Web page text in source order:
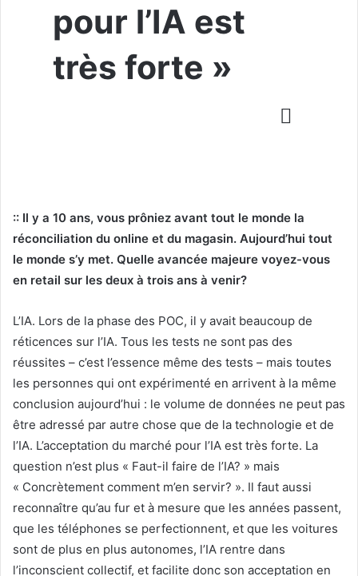
pour l’IA est
très forte »
:: Il y a 10 ans, vous prôniez avant tout le monde la
réconciliation du online et du magasin. Aujourd’hui tout
le monde s’y met. Quelle avancée majeure voyez-vous
en retail sur les deux à trois ans à venir?
L’IA. Lors de la phase des POC, il y avait beaucoup de
réticences sur l’IA. Tous les tests ne sont pas des
réussites – c’est l’essence même des tests – mais toutes
les personnes qui ont expérimenté en arrivent à la même
conclusion aujourd’hui : le volume de données ne peut pas
être adressé par autre chose que de la technologie et de
l’IA. L’acceptation du marché pour l’IA est très forte. La
question n’est plus « Faut-il faire de l’IA? » mais
« Concrètement comment m’en servir? ». Il faut aussi
reconnaître qu’au fur et à mesure que les années passent,
que les téléphones se perfectionnent, et que les voitures
sont de plus en plus autonomes, l’IA rentre dans
l’inconscient collectif, et facilite donc son acceptation en